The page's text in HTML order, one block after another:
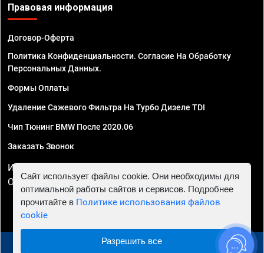
Правовая информация
Договор-Оферта
Политика Конфиденциальности. Согласие На Обработку
Персональных Данных.
Формы Оплаты
Удаление Сажевого Фильтра На Турбо Дизеле TDI
Чип Тюнинг BMW После 2020.06
Заказать Звонок
ИП Смирнов Георгий Павлович. ИНН 781302555843,
ОГРНИП 324470400032610
© 2010 - 2026 Чип тюнинг в Санкт-Петербурге -
Сайт использует файлы cookie. Они необходимы для
оптимальной работы сайтов и сервисов. Подробнее
прочитайте в Политике использования файлов
cookie
Разрешить все